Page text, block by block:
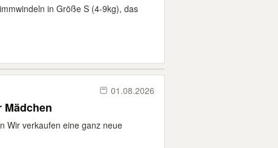
in Größe S (4-9kg), das
01.08.2026
Mädchen
Wir verkaufen eine ganz neue